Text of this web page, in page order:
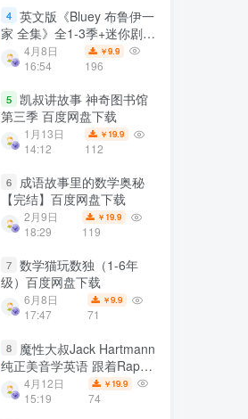
4 英文版《Bluey 布鲁伊一
家 全集》全1-3季+迷你剧共
186集 百度网盘下载
4月8日
16:54
￥9.9
196
5 凯叔讲故事 神奇图书馆
第三季 百度网盘下载
1月13日
14:12
￥ 19.9
112
6
成语故事里的数学奥秘
【完结】百度网盘下载
2月9日
18:29
￥ 19.9
119
7 数学猫玩数独（1-6年
级）百度网盘下载
6月8日
17:47
￥9.9
71
8
魔性大叔Jack Hartmann
纯正美音学英语 跟着Rap大
叔一起跳舞全1692集 百度
网盘下载
4月12日
15:19
￥ 19.9
74